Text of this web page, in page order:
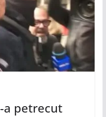
a petrecut